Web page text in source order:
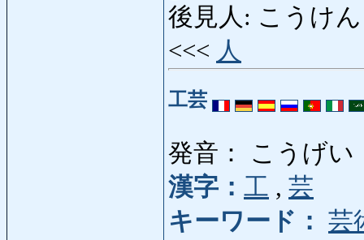
後見人: こうけん
<<< 人
工芸
発音： こうげい
漢字： 工 , 芸
キーワード： 芸